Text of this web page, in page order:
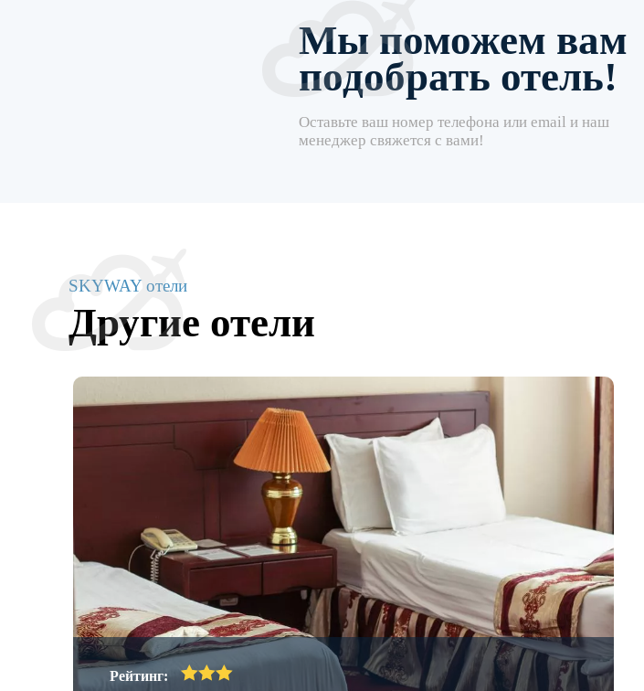
Мы поможем вам
подобрать отель!
Оставьте ваш номер телефона или email и наш
менеджер свяжется с вами!
SKYWAY отели
Другие отели
Рейтинг: